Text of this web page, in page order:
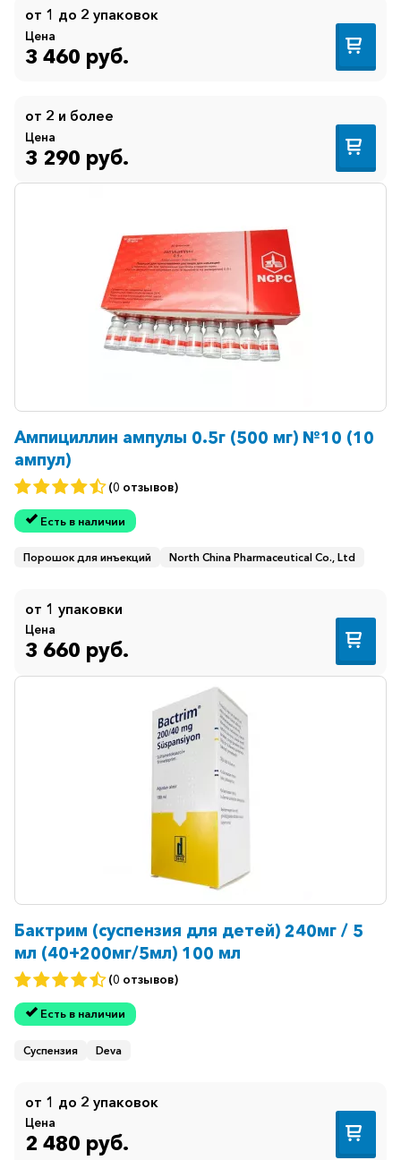
от 1 до 2 упаковок
Цена
3 460 руб.
от 2 и более
Цена
3 290 руб.
Ампициллин ампулы 0.5г (500 мг) №10 (10
ампул)
(0 отзывов)
Есть в наличии
Порошок для инъекций North China Pharmaceutical Co., Ltd
от 1 упаковки
Цена
3 660 руб.
Бактрим (суспензия для детей) 240мг / 5
мл (40+200мг/5мл) 100 мл
(0 отзывов)
Есть в наличии
Суспензия Deva
от 1 до 2 упаковок
Цена
2 480 руб.